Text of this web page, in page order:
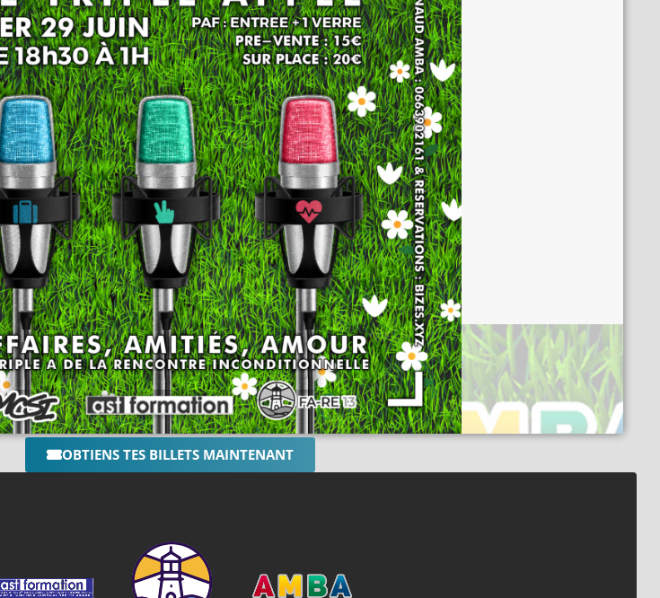
OBTIENS TES BILLETS MAINTENANT